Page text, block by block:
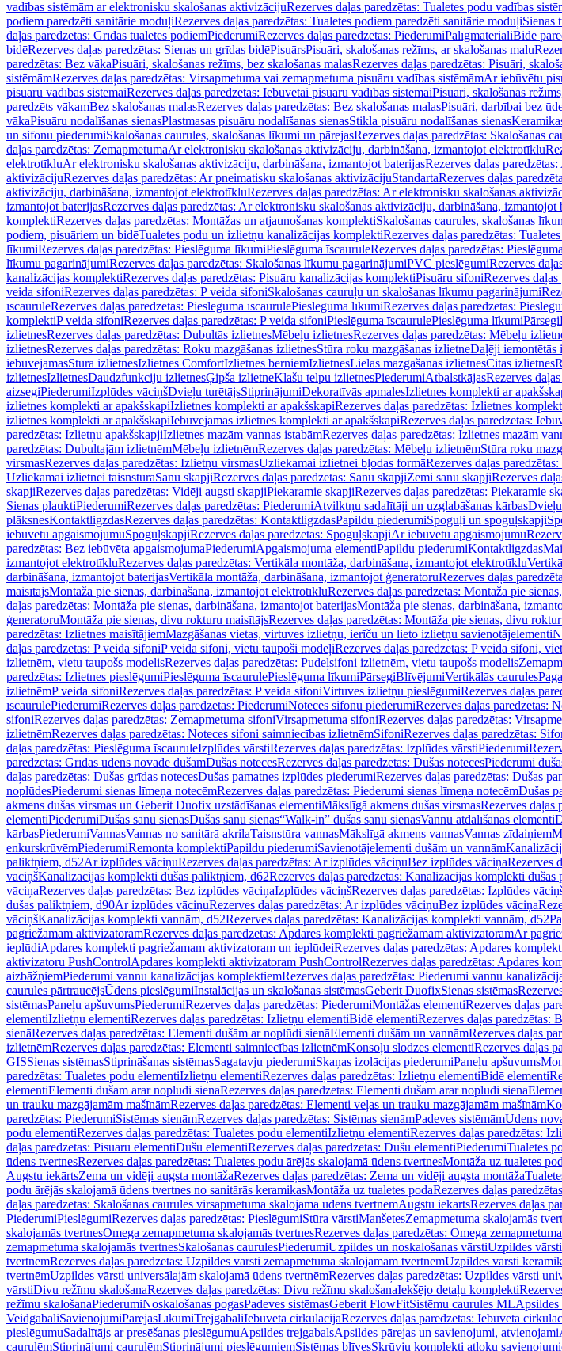
vadības sistēmām ar elektronisku skalošanas aktivizācijuRezerves daļas paredzētas: Tualetes podu vadības
podiem paredzēti sanitārie moduļiRezerves daļas paredzētas: Tualetes podiem paredzēti sanitārie moduļiSienas
daļas paredzētas: Grīdas tualetes podiemPiederumiRezerves daļas paredzētas: PiederumiPalīgmateriāliBidē
bidēRezerves daļas paredzētas: Sienas un grīdas bidēPisuārsPisuāri, skalošanas režīms, ar skalošanas malu
paredzētas: Bez vākaPisuāri, skalošanas režīms, bez skalošanas malasRezerves daļas paredzētas: Pisuāri,
sistēmāmRezerves daļas paredzētas: Virsapmetuma vai zemapmetuma pisuāru vadības sistēmāmAr iebūvētu
pisuāru vadības sistēmaiRezerves daļas paredzētas: Iebūvētai pisuāru vadības sistēmaiPisuāri, skalošanas
paredzēts vākamBez skalošanas malasRezerves daļas paredzētas: Bez skalošanas malasPisuāri, darbībai bez
vākaPisuāru nodalīšanas sienasPlastmasas pisuāru nodalīšanas sienasStikla pisuāru nodalīšanas sienas
un sifonu piederumiSkalošanas caurules, skalošanas līkumi un pārejasRezerves daļas paredzētas: Skalošanas
daļas paredzētas: ZemapmetumaAr elektronisku skalošanas aktivizāciju, darbināšana, izmantojot elektrotīklu
elektrotīkluAr elektronisku skalošanas aktivizāciju, darbināšana, izmantojot baterijasRezerves daļas
aktivizācijuRezerves daļas paredzētas: Ar pneimatisku skalošanas aktivizācijuStandartaRezerves daļas
aktivizāciju, darbināšana, izmantojot elektrotīkluRezerves daļas paredzētas: Ar elektronisku skalošanas
izmantojot baterijasRezerves daļas paredzētas: Ar elektronisku skalošanas aktivizāciju, darbināšana, izmantojot
komplektiRezerves daļas paredzētas: Montāžas un atjaunošanas komplektiSkalošanas caurules, skalošanas
podiem, pisuāriem un bidēTualetes podu un izlietņu kanalizācijas komplektiRezerves daļas paredzētas:
līkumiRezerves daļas paredzētas: Pieslēguma līkumiPieslēguma īscauruleRezerves daļas paredzētas:
līkumu pagarinājumiRezerves daļas paredzētas: Skalošanas līkumu pagarinājumiPVC pieslēgumiRezerves
kanalizācijas komplektiRezerves daļas paredzētas: Pisuāru kanalizācijas komplektiPisuāru sifoniRezerves
veida sifoniRezerves daļas paredzētas: P veida sifoniSkalošanas cauruļu un skalošanas līkumu pagarinājumi
īscauruleRezerves daļas paredzētas: Pieslēguma īscaurulePieslēguma līkumiRezerves daļas paredzētas:
komplektiP veida sifoniRezerves daļas paredzētas: P veida sifoniPieslēguma īscaurulePieslēguma līkumiPārsegi
izlietnesRezerves daļas paredzētas: Dubultās izlietnesMēbeļu izlietnesRezerves daļas paredzētas: Mēbeļu
izlietnesRezerves daļas paredzētas: Roku mazgāšanas izlietnesStūra roku mazgāšanas izlietneDaļēji iemontētās
iebūvējamasStūra izlietnesIzlietnes ComfortIzlietnes bērniemIzlietnesLielās mazgāšanas izlietnesCitas izlietnes
izlietnesIzlietnesDaudzfunkciju izlietnesĢipša izlietneKlašu telpu izlietnesPiederumiAtbalstkājasRezerves
aizsegiPiederumiIzplūdes vāciņšDvieļu turētājsStiprinājumiDekoratīvās apmalesIzlietnes komplekti ar
izlietnes komplekti ar apakšskapiIzlietnes komplekti ar apakšskapiRezerves daļas paredzētas: Izlietnes
izlietnes komplekti ar apakšskapiIebūvējamas izlietnes komplekti ar apakšskapiRezerves daļas paredzētas:
paredzētas: Izlietņu apakšskapjiIzlietnes mazām vannas istabāmRezerves daļas paredzētas: Izlietnes mazām
paredzētas: Dubultajām izlietnēmMēbeļu izlietnēmRezerves daļas paredzētas: Mēbeļu izlietnēmStūra roku
virsmasRezerves daļas paredzētas: Izlietņu virsmasUzliekamai izlietnei bļodas formāRezerves daļas
Uzliekamai izlietnei taisnstūraSānu skapjiRezerves daļas paredzētas: Sānu skapjiZemi sānu skapjiRezerves
skapjiRezerves daļas paredzētas: Vidēji augsti skapjiPiekaramie skapjiRezerves daļas paredzētas: Piekaramie
Sienas plauktiPiederumiRezerves daļas paredzētas: PiederumiAtvilktņu sadalītāji un uzglabāšanas kārbas
plāksnesKontaktligzdasRezerves daļas paredzētas: KontaktligzdasPapildu piederumiSpoguļi un spoguļskapji
iebūvētu apgaismojumuSpoguļskapjiRezerves daļas paredzētas: SpoguļskapjiAr iebūvētu apgaismojumu
paredzētas: Bez iebūvēta apgaismojumaPiederumiApgaismojuma elementiPapildu piederumiKontaktligzdas
izmantojot elektrotīkluRezerves daļas paredzētas: Vertikāla montāža, darbināšana, izmantojot elektrotīklu
darbināšana, izmantojot baterijasVertikāla montāža, darbināšana, izmantojot ģeneratoruRezerves daļas
maisītājsMontāža pie sienas, darbināšana, izmantojot elektrotīkluRezerves daļas paredzētas: Montāža pie
daļas paredzētas: Montāža pie sienas, darbināšana, izmantojot baterijasMontāža pie sienas, darbināšana,
ģeneratoruMontāža pie sienas, divu rokturu maisītājsRezerves daļas paredzētas: Montāža pie sienas, divu
paredzētas: Izlietnes maisītājiemMazgāšanas vietas, virtuves izlietņu, ierīču un lieto izlietņu savienotājelementi
daļas paredzētas: P veida sifoniP veida sifoni, vietu taupoši modeļiRezerves daļas paredzētas: P veida sifoni,
izlietnēm, vietu taupošs modelisRezerves daļas paredzētas: Pudeļsifoni izlietnēm, vietu taupošs modelis
paredzētas: Izlietnes pieslēgumiPieslēguma īscaurulePieslēguma līkumiPārsegiBlīvējumiVertikālās caurules
izlietnēmP veida sifoniRezerves daļas paredzētas: P veida sifoniVirtuves izlietņu pieslēgumiRezerves daļas
īscaurulePiederumiRezerves daļas paredzētas: PiederumiNoteces sifonu piederumiRezerves daļas paredzētas:
sifoniRezerves daļas paredzētas: Zemapmetuma sifoniVirsapmetuma sifoniRezerves daļas paredzētas:
izlietnēmRezerves daļas paredzētas: Noteces sifoni saimniecības izlietnēmSifoniRezerves daļas paredzētas:
daļas paredzētas: Pieslēguma īscauruleIzplūdes vārstiRezerves daļas paredzētas: Izplūdes vārstiPiederumi
paredzētas: Grīdas ūdens novade dušāmDušas notecesRezerves daļas paredzētas: Dušas notecesPiederumi
daļas paredzētas: Dušas grīdas notecesDušas pamatnes izplūdes piederumiRezerves daļas paredzētas: Dušas
noplūdesPiederumi sienas līmeņa notecēmRezerves daļas paredzētas: Piederumi sienas līmeņa notecēmDušas
akmens dušas virsmas un Geberit Duofix uzstādīšanas elementiMākslīgā akmens dušas virsmasRezerves daļas
elementiPiederumiDušas sānu sienasDušas sānu sienas“Walk-in” dušas sānu sienasVannu atdalīšanas elementi
kārbasPiederumiVannasVannas no sanitārā akrilaTaisnstūra vannasMākslīgā akmens vannasVannas zīdaiņiem
enkurskrūvēmPiederumiRemonta komplektiPapildu piederumiSavienotājelementi dušām un vannām
paliktņiem, d52Ar izplūdes vāciņuRezerves daļas paredzētas: Ar izplūdes vāciņuBez izplūdes vāciņaRezerves
vāciņšKanalizācijas komplekti dušas paliktņiem, d62Rezerves daļas paredzētas: Kanalizācijas komplekti dušas
vāciņaRezerves daļas paredzētas: Bez izplūdes vāciņaIzplūdes vāciņšRezerves daļas paredzētas: Izplūdes
dušas paliktņiem, d90Ar izplūdes vāciņuRezerves daļas paredzētas: Ar izplūdes vāciņuBez izplūdes vāciņa
vāciņšKanalizācijas komplekti vannām, d52Rezerves daļas paredzētas: Kanalizācijas komplekti vannām, d52
pagriežamam aktivizatoramRezerves daļas paredzētas: Apdares komplekti pagriežamam aktivizatoramAr
ieplūdiApdares komplekti pagriežamam aktivizatoram un ieplūdeiRezerves daļas paredzētas: Apdares
aktivizatoru PushControlApdares komplekti aktivizatoram PushControlRezerves daļas paredzētas: Apdares
aizbāžņiemPiederumi vannu kanalizācijas komplektiemRezerves daļas paredzētas: Piederumi vannu
caurules pārtraucējsŪdens pieslēgumiInstalācijas un skalošanas sistēmasGeberit DuofixSienas sistēmas
sistēmasPaneļu apšuvumsPiederumiRezerves daļas paredzētas: PiederumiMontāžas elementiRezerves daļas
elementiIzlietņu elementiRezerves daļas paredzētas: Izlietņu elementiBidē elementiRezerves daļas paredzētas:
sienāRezerves daļas paredzētas: Elementi dušām ar noplūdi sienāElementi dušām un vannāmRezerves daļas
izlietnēmRezerves daļas paredzētas: Elementi saimniecības izlietnēmKonsoļu slodzes elementiRezerves daļas
GISSienas sistēmasStiprināšanas sistēmasSagatavju piederumiSkaņas izolācijas piederumiPaneļu apšuvums
paredzētas: Tualetes podu elementiIzlietņu elementiRezerves daļas paredzētas: Izlietņu elementiBidē elementi
elementiElementi dušām arar noplūdi sienāRezerves daļas paredzētas: Elementi dušām arar noplūdi sienā
un trauku mazgājamām mašīnāmRezerves daļas paredzētas: Elementi veļas un trauku mazgājamām mašīnām
paredzētas: PiederumiSistēmas sienāmRezerves daļas paredzētas: Sistēmas sienāmPadeves sistēmāmŪdens
podu elementiRezerves daļas paredzētas: Tualetes podu elementiIzlietņu elementiRezerves daļas paredzētas:
daļas paredzētas: Pisuāru elementiDušu elementiRezerves daļas paredzētas: Dušu elementiPiederumiTualetes
ūdens tvertnesRezerves daļas paredzētas: Tualetes podu ārējās skalojamā ūdens tvertnesMontāža uz tualetes
Augstu iekārtsZema un vidēji augsta montāžaRezerves daļas paredzētas: Zema un vidēji augsta montāža
podu ārējās skalojamā ūdens tvertnes no sanitārās keramikasMontāža uz tualetes podaRezerves daļas
daļas paredzētas: Skalošanas caurules virsapmetuma skalojamā ūdens tvertnēmAugstu iekārtsRezerves daļas
PiederumiPieslēgumiRezerves daļas paredzētas: PieslēgumiStūra vārstiManšetesZemapmetuma skalojamās
skalojamās tvertnesOmega zemapmetuma skalojamās tvertnesRezerves daļas paredzētas: Omega
zemapmetuma skalojamās tvertnesSkalošanas caurulesPiederumiUzpildes un noskalošanas vārstiUzpildes vārsti
tvertnēmRezerves daļas paredzētas: Uzpildes vārsti zemapmetuma skalojamām tvertnēmUzpildes vārsti
tvertnēmUzpildes vārsti universālajām skalojamā ūdens tvertnēmRezerves daļas paredzētas: Uzpildes vārsti
vārstiDivu režīmu skalošanaRezerves daļas paredzētas: Divu režīmu skalošanaIekšējo detaļu komplekti
režīmu skalošanaPiederumiNoskalošanas pogasPadeves sistēmasGeberit FlowFitSistēmu caurules MLApsildes
VeidgabaliSavienojumiPārejasLīkumiTrejgabaliIebūvēta cirkulācijaRezerves daļas paredzētas: Iebūvēta
pieslēgumuSadalītājs ar presēšanas pieslēgumuApsildes trejgabalsApsildes pārejas un savienojumi, atvienojami
caurulēmStiprinājumi caurulēmStiprinājumi pieslēgumiemSistēmas blīvesSkrūvju komplekti atloku